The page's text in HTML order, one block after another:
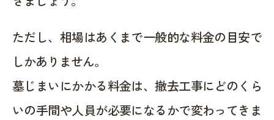
ただし、相場はあくまで一般的な料金の目安で
しかありません。
墓じまいにかかる料金は、撤去工事にどのくら
いの手間や人員が必要になるかで変わってきま